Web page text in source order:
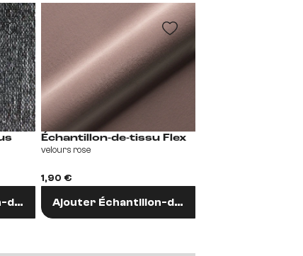
de-tissu
Échantillon-de-tissu Flex
velours rose
1,90 €
Ajouter Échantillon-de-tissu